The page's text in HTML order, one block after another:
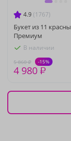
4.9 (1767)
Букет из 11
Премиум
В наличии
5 860 ₽ -15%
4 980 ₽